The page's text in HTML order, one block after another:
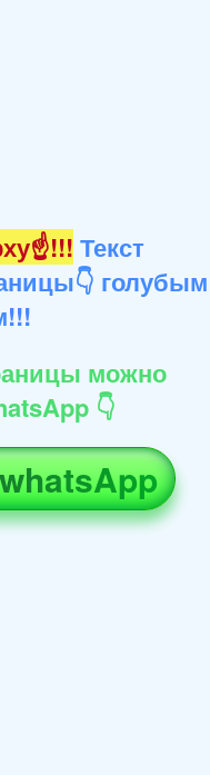
Текст
голубым
можно
👇